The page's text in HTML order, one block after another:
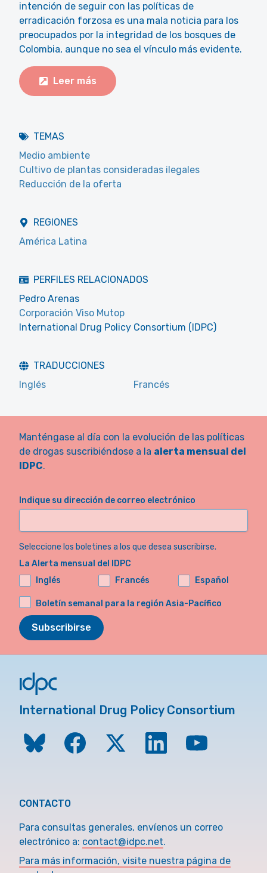
intención de seguir con las políticas de
erradicación forzosa es una mala noticia para los
preocupados por la integridad de los bosques de
Colombia, aunque no sea el vínculo más evidente.
Leer más
TEMAS
Medio ambiente
Cultivo de plantas consideradas ilegales
Reducción de la oferta
REGIONES
América Latina
PERFILES RELACIONADOS
Pedro Arenas
Corporación Viso Mutop
International Drug Policy Consortium (IDPC)
TRADUCCIONES
Inglés
Francés
Manténgase al día con la evolución de las políticas
de drogas suscribiéndose a la alerta mensual del
IDPC.
Indique su dirección de correo electrónico
Seleccione los boletines a los que desea suscribirse.
La Alerta mensual del IDPC
Inglés
Francés Español
Boletín semanal para la región Asia-Pacífico
Subscribirse
International Drug Policy Consortium
CONTACTO
Para consultas generales, envíenos un correo
electrónico a: contact@idpc.net.
Para más información, visite nuestra página de